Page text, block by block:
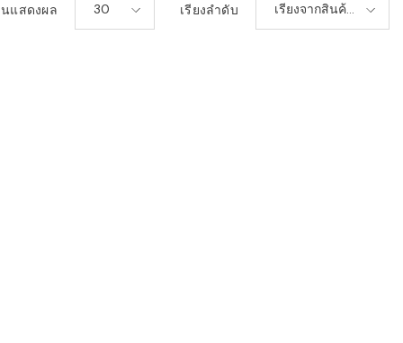
แสดงผล 30 เรียงลำดับ
เรียงจากสินค้า
ใหม่-เก่า